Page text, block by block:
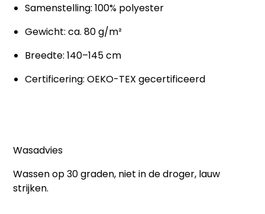
Samenstelling: 100% polyester
Gewicht: ca. 80 g/m²
Breedte: 140–145 cm
Certificering: OEKO-TEX gecertificeerd
Wasadvies
Wassen op 30 graden, niet in de droger, lauw
strijken.